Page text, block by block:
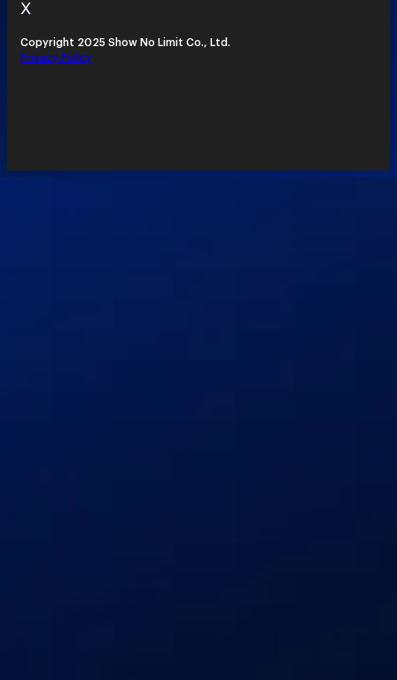
X
Copyright 2025 Show No Limit Co., Ltd.
Privacy Policy